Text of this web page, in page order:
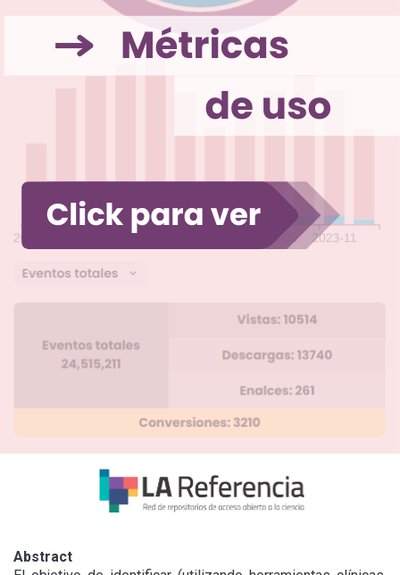
Abstract